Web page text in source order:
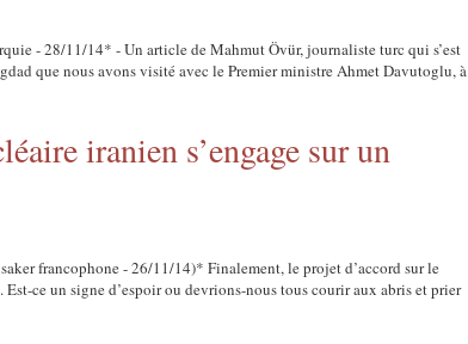
- 28/11/14* - Un article de Mahmut Övür, journaliste turc qui s’est
que nous avons visité avec le Premier ministre Ahmet Davutoglu, à
iranien s’engage sur un
saker francophone - 26/11/14)* Finalement, le projet d’accord sur le
ce un signe d’espoir ou devrions-nous tous courir aux abris et prier